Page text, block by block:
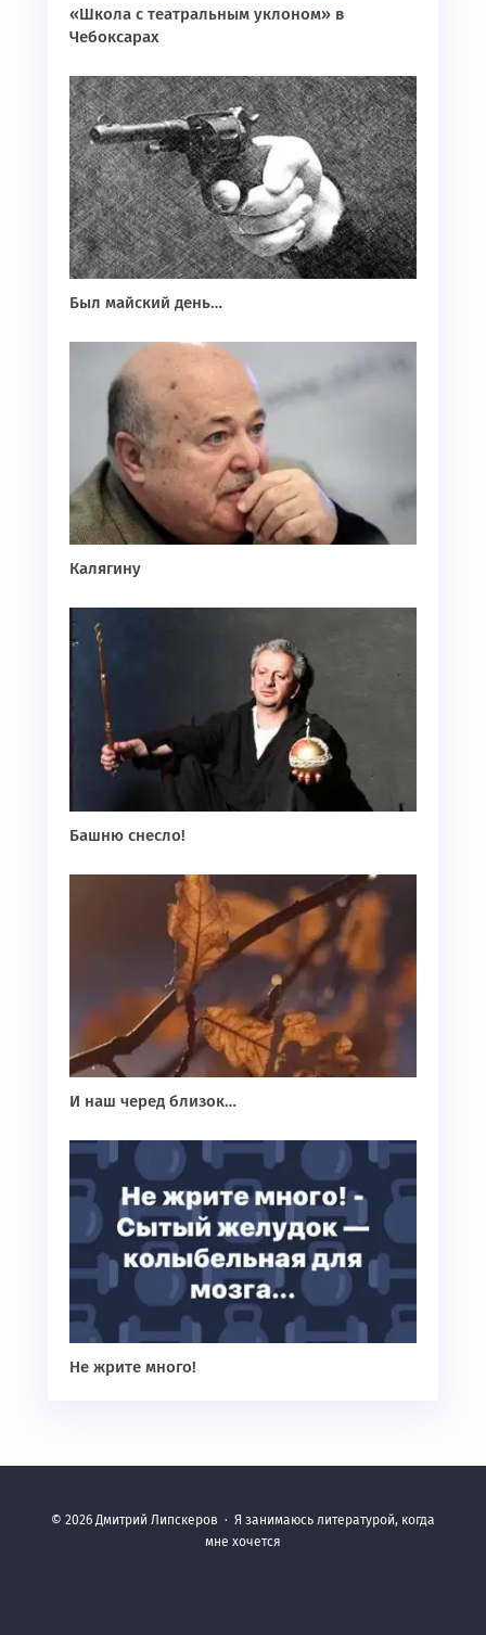
«Школа с театральным уклоном» в
Чебоксарах
Был майский день…
Калягину
Башню снесло!
И наш черед близок…
Не жрите много!
© 2026 Дмитрий Липскеров · Я занимаюсь литературой, когда
мне хочется